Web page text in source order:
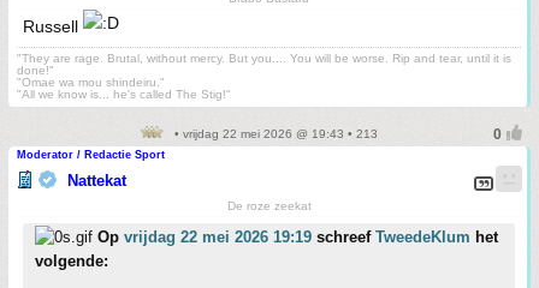
Russell
"They are rage. Brutal, without mercy. But you.... You will be worse. Rip and tear, until it is
done!"
"Omae wa mou shindeiru."
"All we know is... he's called The Stig!"
• vrijdag 22 mei 2026 @ 19:43 • 213
Moderator / Redactie Sport
Nattekat
De roze zeekat
Op vrijdag 22 mei 2026 19:19 schreef TweedeKlum het
volgende: